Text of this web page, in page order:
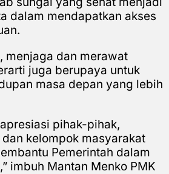
dalam mendapatkan akses
menjaga dan merawat
juga berupaya untuk
masa depan yang lebih
pihak-pihak,
kelompok masyarakat
Pemerintah dalam
imbuh Mantan Menko PMK